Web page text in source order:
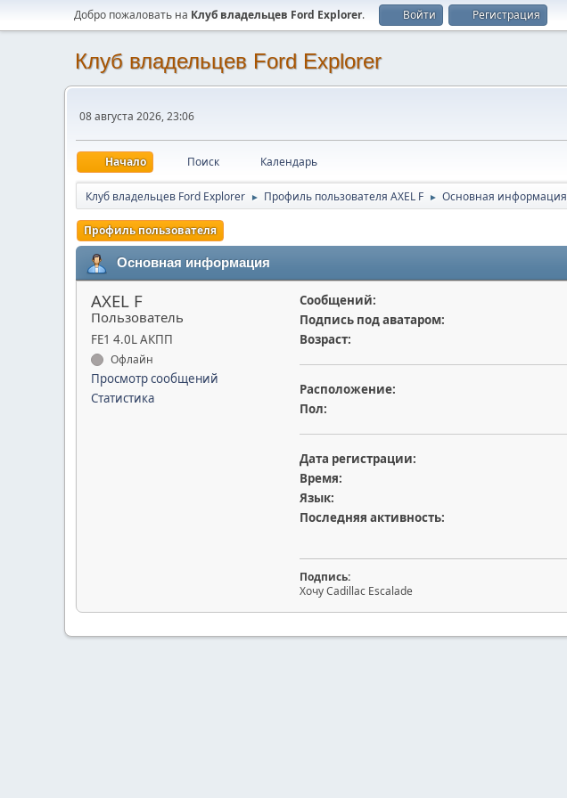
Добро пожаловать на Клуб владельцев Ford Explorer. Войти Регистрация
Клуб владельцев Ford Explorer
08 августа 2026, 23:06
Начало Поиск Календарь
Клуб владельцев Ford Explorer ► Профиль пользователя AXEL F ► Основная информация
Профиль пользователя
Основная информация
AXEL F
Пользователь
FE1 4.0L АКПП
Офлайн
Просмотр сообщений
Статистика
Сообщений:
Подпись под аватаром:
Возраст:
Расположение:
Пол:
Дата регистрации:
Время:
Язык:
Последняя активность:
Подпись:
Хочу Cadillac Escalade